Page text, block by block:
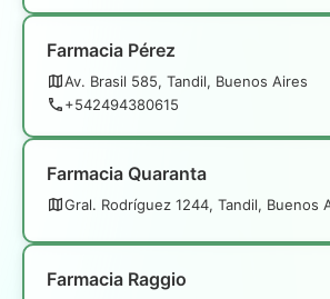
Farmacia Pérez
Av. Brasil 585, Tandil, Buenos Aires
+542494380615
Farmacia Quaranta
Gral. Rodríguez 1244, Tandil, Buenos
Farmacia Raggio